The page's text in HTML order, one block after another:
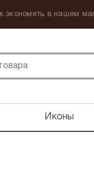
экономить в нашем
Иконы